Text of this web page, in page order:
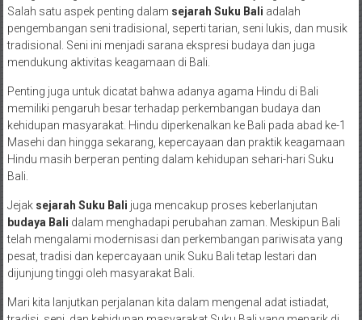
Salah satu aspek penting dalam sejarah Suku Bali adalah
pengembangan seni tradisional, seperti tarian, seni lukis, dan musik
tradisional. Seni ini menjadi sarana ekspresi budaya dan juga
mendukung aktivitas keagamaan di Bali.
Penting juga untuk dicatat bahwa adanya agama Hindu di Bali
memiliki pengaruh besar terhadap perkembangan budaya dan
kehidupan masyarakat. Hindu diperkenalkan ke Bali pada abad ke-1
Masehi dan hingga sekarang, kepercayaan dan praktik keagamaan
Hindu masih berperan penting dalam kehidupan sehari-hari Suku
Bali.
Jejak sejarah Suku Bali juga mencakup proses keberlanjutan
budaya Bali dalam menghadapi perubahan zaman. Meskipun Bali
telah mengalami modernisasi dan perkembangan pariwisata yang
pesat, tradisi dan kepercayaan unik Suku Bali tetap lestari dan
dijunjung tinggi oleh masyarakat Bali.
Mari kita lanjutkan perjalanan kita dalam mengenal adat istiadat,